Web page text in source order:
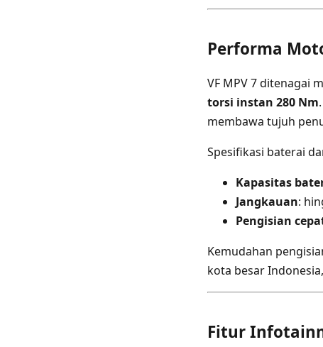
Performa
VF MPV 7 ditenagai
torsi instan 280 Nm
membawa tujuh
Spesifikasi baterai
Kapasitas
Jangkauan:
Pengisian
Kemudahan
kota besar
Fitur